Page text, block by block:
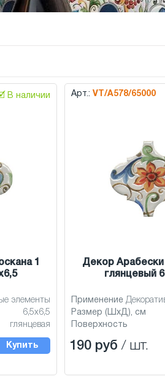
В наличии
1
элементы
6,5x6,5
глянцевая
Купить
Арт.: VT/A578/65000
Декор Арабески
глянцевый
Применение
Размер (ШхД), см
Поверхность
190 руб / шт.